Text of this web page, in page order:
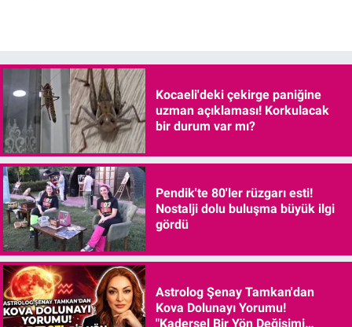
Kocaeli'deki çekirge paniğine
uzman açıklaması! Korkulacak
bir durum var mı?
Pendik'te 80'ler rüzgarı esti!
Nostalji dolu buluşma büyük ilgi
gördü
Astrolog Şenay Tamkan'dan
Kova Dolunayı Yorumu!
"Kadersel Bir Yön Değişimi